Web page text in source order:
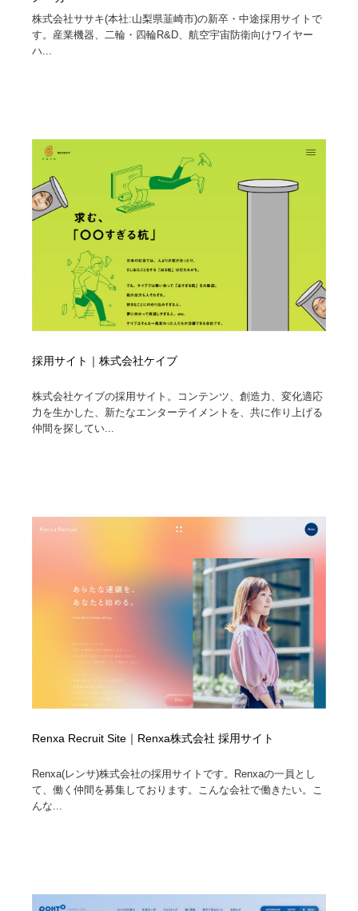
株式会社ササキ(本社:山梨県韮崎市)の新卒・中途採用サイトで
す。産業機器、二輪・四輪R&D、航空宇宙防衛向けワイヤー
ハ...
採用サイト｜株式会社ケイブ
株式会社ケイブの採用サイト。コンテンツ、創造力、変化適応
力を生かした、新たなエンターテイメントを、共に作り上げる
仲間を探してい...
Renxa Recruit Site｜Renxa株式会社 採用サイト
Renxa(レンサ)株式会社の採用サイトです。Renxaの一員とし
て、働く仲間を募集しております。こんな会社で働きたい。こ
んな...